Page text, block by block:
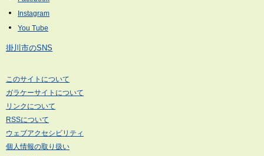
掛川市のSNS
このサイトについて
ガラケーサイトについて
リンクについて
RSSについて
ウェブアクセシビリティ
個人情報の取り扱い